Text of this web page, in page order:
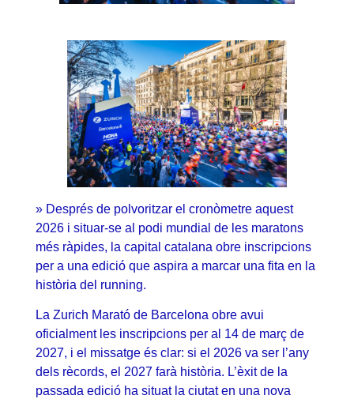
» Després de polvoritzar el cronòmetre aquest
2026 i situar-se al podi mundial de les maratons
més ràpides, la capital catalana obre inscripcions
per a una edició que aspira a marcar una fita en la
història del running.
La Zurich Marató de Barcelona obre avui
oficialment les inscripcions per al 14 de març de
2027, i el missatge és clar: si el 2026 va ser l’any
dels rècords, el 2027 farà història. L’èxit de la
passada edició ha situat la ciutat en una nova